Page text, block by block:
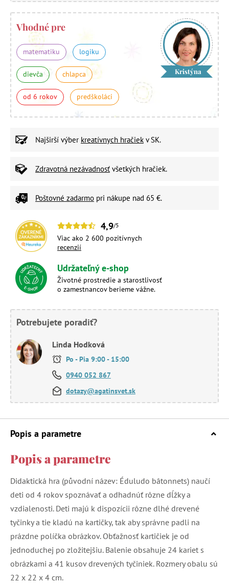
Vhodné pre
matematiku logiku
dievča chlapca
od 6 rokov predškoláci
Kristýna
Najširší výber kreatívnych hračiek v SK.
Zdravotná nezávadnosť všetkých hračiek.
Poštovné zadarmo pri nákupe nad 65 €.
4,9/5
Viac ako 2 600 pozitívnych
recenzií
Udržateľný e-shop
Životné prostredie a starostlivosť
o zamestnancov berieme vážne.
Potrebujete poradiť?
Linda Hodková
Po - Pia 9:00 - 15:00
0940 052 867
dotazy@agatinsvet.sk
Popis a parametre
Popis a parametre
Didaktická hra (původní název: Éduludo bâtonnets) naučí
deti od 4 rokov spoznávať a odhadnúť rôzne dĺžky a
vzdialenosti. Deti majú k dispozícii rôzne dlhé drevené
tyčinky a tie kladú na kartičky, tak aby správne padli na
prázdne políčka obrázkov. Obťažnosť kartičiek je od
jednoduchej po zložitejšiu. Balenie obsahuje 24 kariet s
obrázkami a 41 kusov drevených tyčiniek. Rozmery obalu sú
22 x 22 x 4 cm.